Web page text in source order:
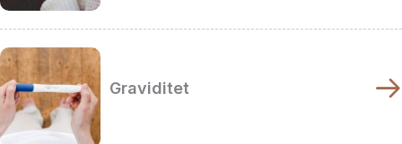
Graviditet